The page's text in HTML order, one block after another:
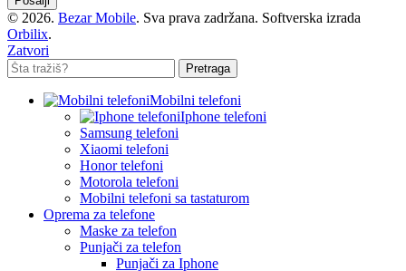
© 2026. Bezar Mobile. Sva prava zadržana. Softverska izrada
Orbilix.
Zatvori
Pretraga
Mobilni telefoni
Iphone telefoni
Samsung telefoni
Xiaomi telefoni
Honor telefoni
Motorola telefoni
Mobilni telefoni sa tastaturom
Oprema za telefone
Maske za telefon
Punjači za telefon
Punjači za Iphone